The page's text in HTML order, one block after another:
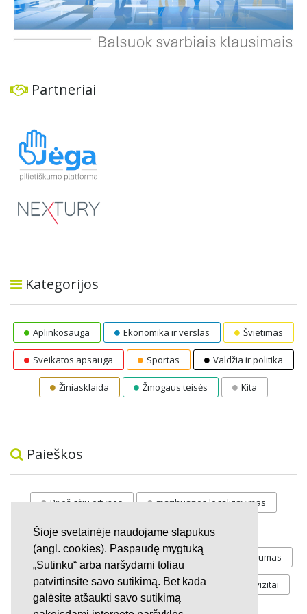
Šioje svetainėje naudojame slapukus
(angl. cookies). Paspaudę mygtuką
„Sutinku“ arba naršydami toliau
patvirtinsite savo sutikimą. Bet kada
galėsite atšaukti savo sutikimą
Partneriai
Kategorijos
Aplinkosauga Ekonomika ir verslas Švietimas
Sveikatos apsauga Sportas Valdžia ir politika
Žiniasklaida Žmogaus teisės Kita
Paieškos
Prieš gėju eitynes marihuanos legalizavimas
STOP vaiku atemimas
Pilnos moksleivių vasaros atostogos referendumas
Keliu jaunystės Valandos Rekvizitai